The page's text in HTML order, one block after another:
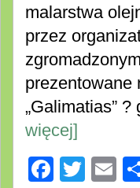
malarstwa
przez
prezentowane
„Galimatias”
więcej]